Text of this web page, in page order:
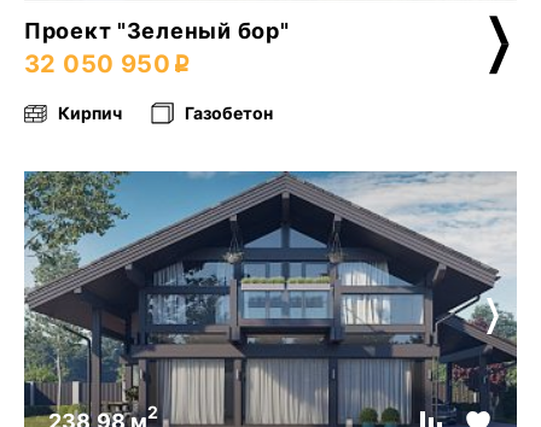
Проект "Зеленый бор"
32 050 950
Кирпич Газобетон
238,98 м2